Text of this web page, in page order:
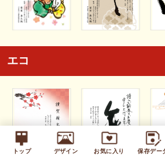
トップ デザイン お気に入り 保存デー
エコ